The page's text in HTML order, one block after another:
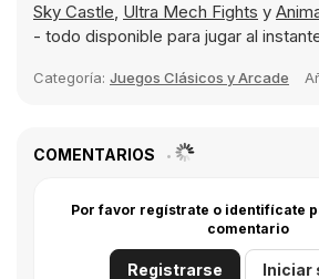
Sky Castle, Ultra Mech Fights y
- todo disponible para jugar al
Categoría: Juegos Clásicos y Arcade
COMENTARIOS
Por favor regístrate o identifícate
comentario
Registrarse Iniciar